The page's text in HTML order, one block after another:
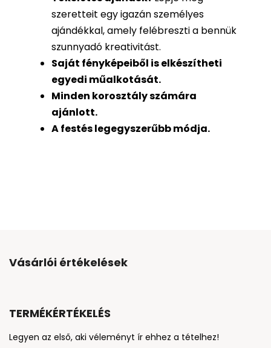
szeretteit egy igazán személyes
ajándékkal, amely felébreszti a bennük
szunnyadó kreativitást.
Saját fényképeiből iselkészítheti
egyedi műalkotását.
Minden korosztály számára
ajánlott.
A festés legegyszerűbb módja.
Vásárlói értékelések
TERMÉKÉRTÉKELÉS
Legyen az első, aki véleményt ír ehhez a tételhez!